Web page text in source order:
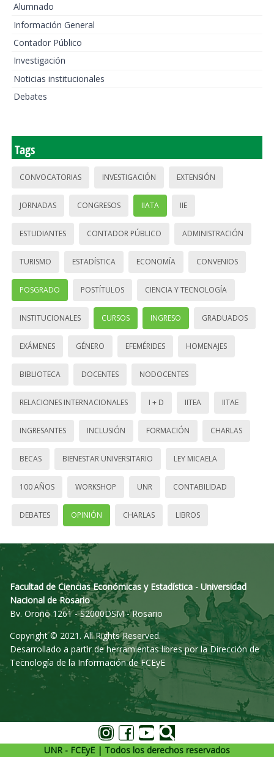
Alumnado
Información General
Contador Público
Investigación
Noticias institucionales
Debates
Tags
CONVOCATORIAS INVESTIGACIÓN EXTENSIÓN
JORNADAS CONGRESOS IIATA IIE
ESTUDIANTES CONTADOR PÚBLICO ADMINISTRACIÓN
TURISMO ESTADÍSTICA ECONOMÍA CONVENIOS
POSGRADO POSTÍTULOS CIENCIA Y TECNOLOGÍA
INSTITUCIONALES CURSOS INGRESO GRADUADOS
EXÁMENES GÉNERO EFEMÉRIDES HOMENAJES
BIBLIOTECA DOCENTES NODOCENTES
RELACIONES INTERNACIONALES I + D IITEA IITAE
INGRESANTES INCLUSIÓN FORMACIÓN CHARLAS
BECAS BIENESTAR UNIVERSITARIO LEY MICAELA
100 AÑOS WORKSHOP UNR CONTABILIDAD
DEBATES OPINIÓN CHARLAS LIBROS
Facultad de Ciencias Económicas y Estadística - Universidad
Nacional de Rosario
Bv. Oroño 1261 - S2000DSM - Rosario
Copyright © 2021. All Rights Reserved.
Desarrollado a partir de herramientas libres por la Dirección de
Tecnología de la Información de FCEyE
UNR - FCEyE | Todos los derechos reservados